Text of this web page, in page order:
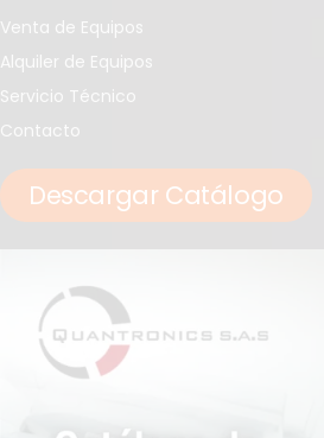
Venta de Equipos
Alquiler de Equipos
Servicio Técnico
Contacto
Descargar Catálogo